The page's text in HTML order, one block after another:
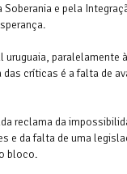
Soberania e pela
uruguaia, paralelamente à
das críticas é a falta de
reclama da
e da falta de uma
bloco.